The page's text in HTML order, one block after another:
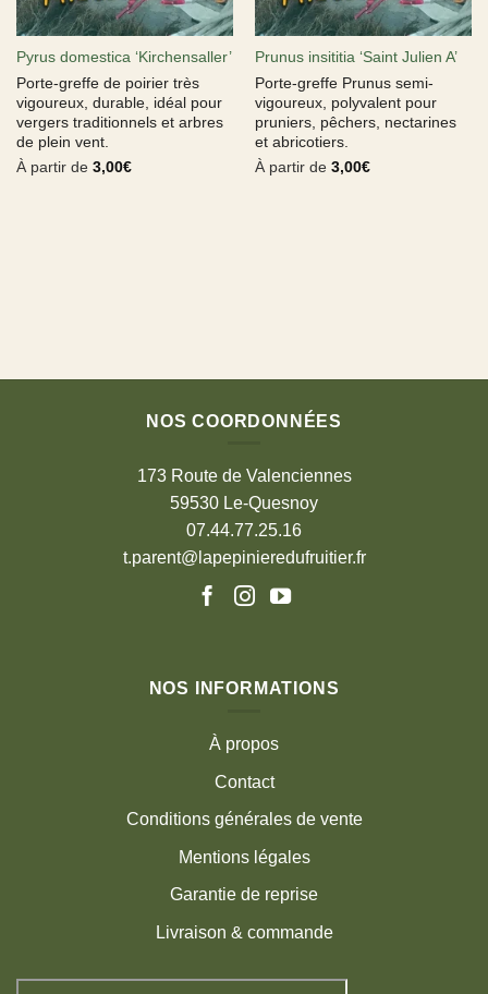
Pyrus domestica ‘Kirchensaller’
Porte-greffe de poirier très
vigoureux, durable, idéal pour
vergers traditionnels et arbres
de plein vent.
À partir de 3,00€
Prunus insititia ‘Saint Julien A’
Porte-greffe Prunus semi-
vigoureux, polyvalent pour
pruniers, pêchers, nectarines
et abricotiers.
À partir de 3,00€
NOS COORDONNÉES
173 Route de Valenciennes
59530 Le-Quesnoy
07.44.77.25.16
t.parent@lapepinieredufruitier.fr
NOS INFORMATIONS
À propos
Contact
Conditions générales de vente
Mentions légales
Garantie de reprise
Livraison & commande